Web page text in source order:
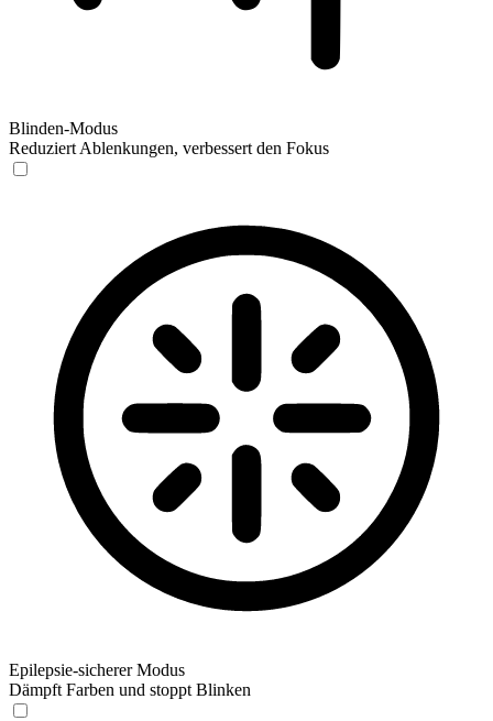
Blinden-Modus
Reduziert Ablenkungen, verbessert den Fokus
Epilepsie-sicherer Modus
Dämpft Farben und stoppt Blinken